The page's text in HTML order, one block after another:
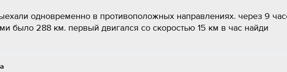
одновременно в противоположных направлениях. через 9
было 288 км. первый двигался со скоростью 15 км в час найди